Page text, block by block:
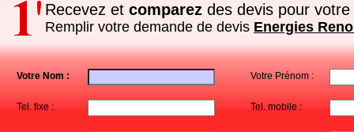
Recevez et comparez des devis pour votre
Remplir votre demande de devis Energies
Votre Nom : Votre Prénom :
Tel. fixe : Tel. mobile :